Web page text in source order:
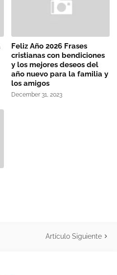
Feliz Año 2026 Frases
cristianas con bendiciones
y los mejores deseos del
año nuevo para la familia y
los amigos
December 31, 2023
Artículo Siguiente